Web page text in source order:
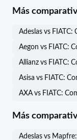
Más
Adeslas vs FIATC:
Aegon vs FIATC:
Allianz vs FIATC:
Asisa vs FIATC:
AXA vs FIATC:
Más
Adeslas vs